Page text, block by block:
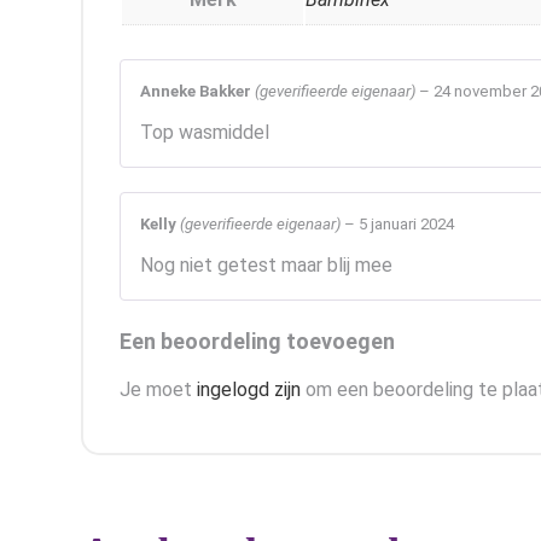
Anneke Bakker (geverifieerde eigenaar) – 24 november
Top wasmiddel
Kelly (geverifieerde eigenaar) – 5 januari 2024
Nog niet getest maar blij mee
Een beoordeling toevoegen
Je moet ingelogd zijn om een beoordeling te